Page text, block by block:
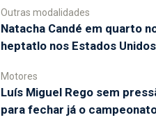
Outras modalidades
Natacha Candé em quarto
heptatlo nos Estados Unidos
Motores
Luís Miguel Rego sem
para fechar já o